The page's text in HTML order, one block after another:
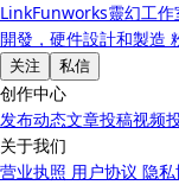
LinkFunworks靈幻工作
開發，硬件設計和製造
关注 私信
创作中心
发布动态文章投稿视频
关于我们
营业执照 用户协议 隐私